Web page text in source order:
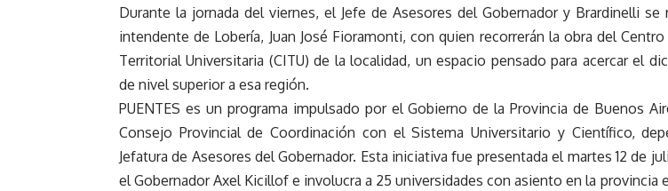
Durante la jornada del viernes, el Jefe de Asesores del Gobernador y Brardinelli se
intendente de Lobería, Juan José Fioramonti, con quien recorrerán la obra del
Territorial Universitaria (CITU) de la localidad, un espacio pensado para acercar el
de nivel superior a esa región.
PUENTES es un programa impulsado por el Gobierno de la Provincia de Buenos
Consejo Provincial de Coordinación con el Sistema Universitario y Científico,
Jefatura de Asesores del Gobernador. Esta iniciativa fue presentada el martes 12 de
el Gobernador Axel Kicillof e involucra a 25 universidades con asiento en la provincia